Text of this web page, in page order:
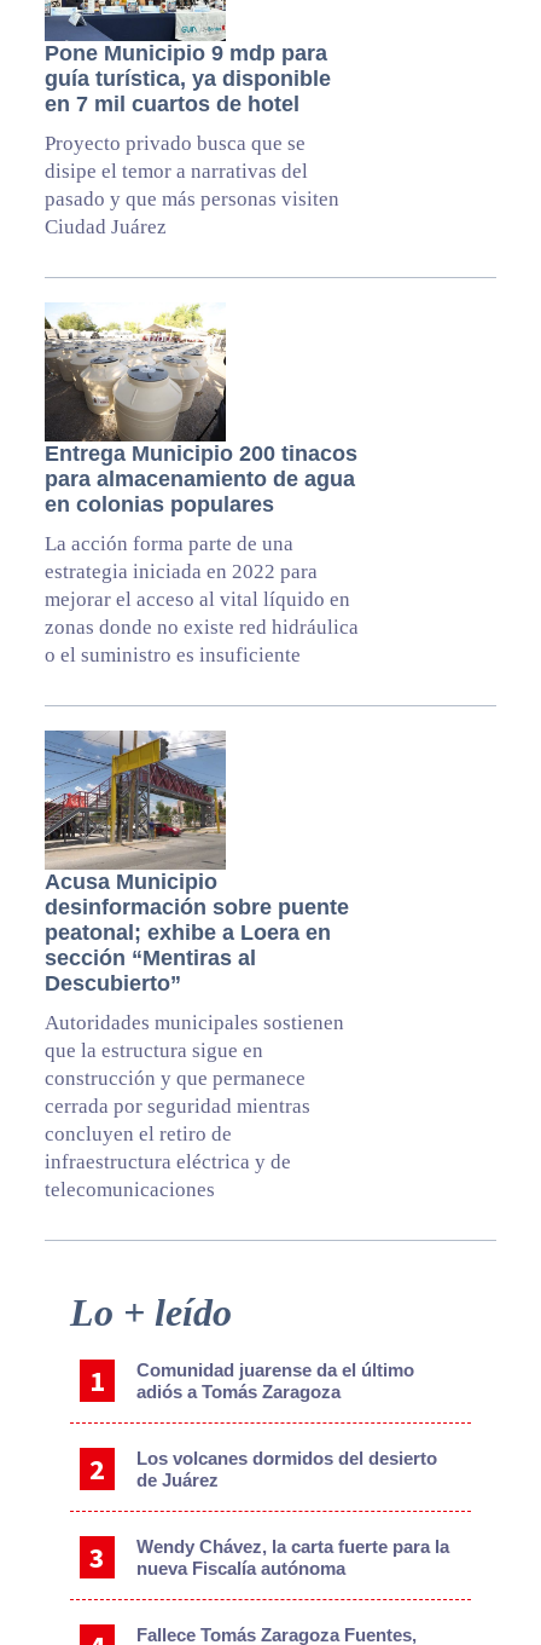
Pone Municipio 9 mdp para
guía turística, ya disponible
en 7 mil cuartos de hotel
Proyecto privado busca que se
disipe el temor a narrativas del
pasado y que más personas visiten
Ciudad Juárez
Entrega Municipio 200 tinacos
para almacenamiento de agua
en colonias populares
La acción forma parte de una
estrategia iniciada en 2022 para
mejorar el acceso al vital líquido en
zonas donde no existe red hidráulica
o el suministro es insuficiente
Acusa Municipio
desinformación sobre puente
peatonal; exhibe a Loera en
sección “Mentiras al
Descubierto”
Autoridades municipales sostienen
que la estructura sigue en
construcción y que permanece
cerrada por seguridad mientras
concluyen el retiro de
infraestructura eléctrica y de
telecomunicaciones
Primary
Sidebar
Lo + leído
Comunidad juarense da el último
adiós a Tomás Zaragoza
Los volcanes dormidos del desierto
de Juárez
Wendy Chávez, la carta fuerte para la
nueva Fiscalía autónoma
Fallece Tomás Zaragoza Fuentes,